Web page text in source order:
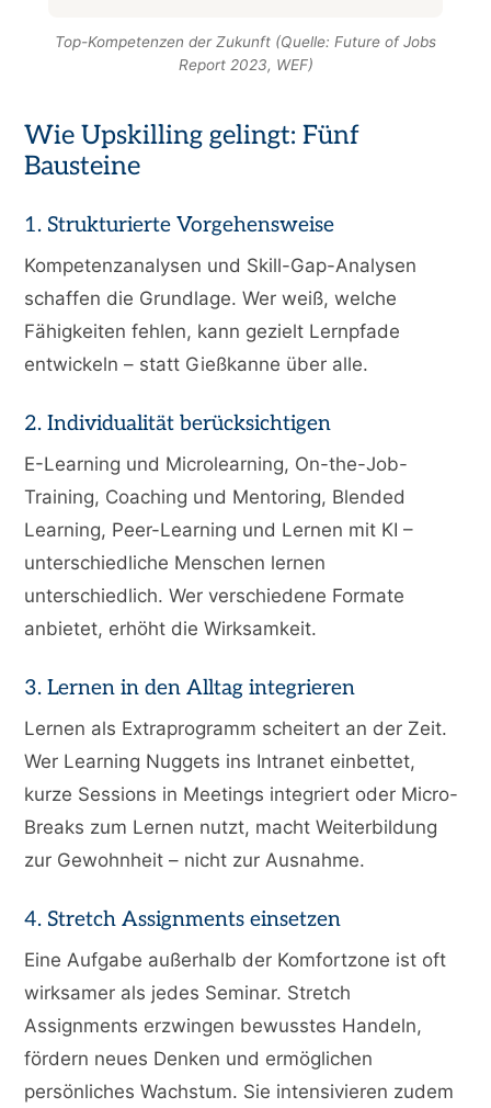
Top-Kompetenzen der Zukunft (Quelle: Future of Jobs
Report 2023, WEF)
Wie Upskilling gelingt: Fünf
Bausteine
1. Strukturierte Vorgehensweise
Kompetenzanalysen und Skill-Gap-Analysen
schaffen die Grundlage. Wer weiß, welche
Fähigkeiten fehlen, kann gezielt Lernpfade
entwickeln – statt Gießkanne über alle.
2. Individualität berücksichtigen
E-Learning und Microlearning, On-the-Job-
Training, Coaching und Mentoring, Blended
Learning, Peer-Learning und Lernen mit KI –
unterschiedliche Menschen lernen
unterschiedlich. Wer verschiedene Formate
anbietet, erhöht die Wirksamkeit.
3. Lernen in den Alltag integrieren
Lernen als Extraprogramm scheitert an der Zeit.
Wer Learning Nuggets ins Intranet einbettet,
kurze Sessions in Meetings integriert oder Micro-
Breaks zum Lernen nutzt, macht Weiterbildung
zur Gewohnheit – nicht zur Ausnahme.
4. Stretch Assignments einsetzen
Eine Aufgabe außerhalb der Komfortzone ist oft
wirksamer als jedes Seminar. Stretch
Assignments erzwingen bewusstes Handeln,
fördern neues Denken und ermöglichen
persönliches Wachstum. Sie intensivieren zudem